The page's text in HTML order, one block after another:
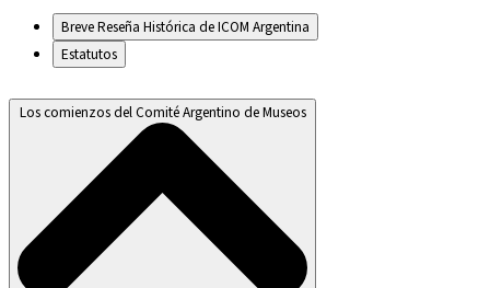
Breve Reseña Histórica de ICOM Argentina
Estatutos
Los comienzos del Comité Argentino de Museos